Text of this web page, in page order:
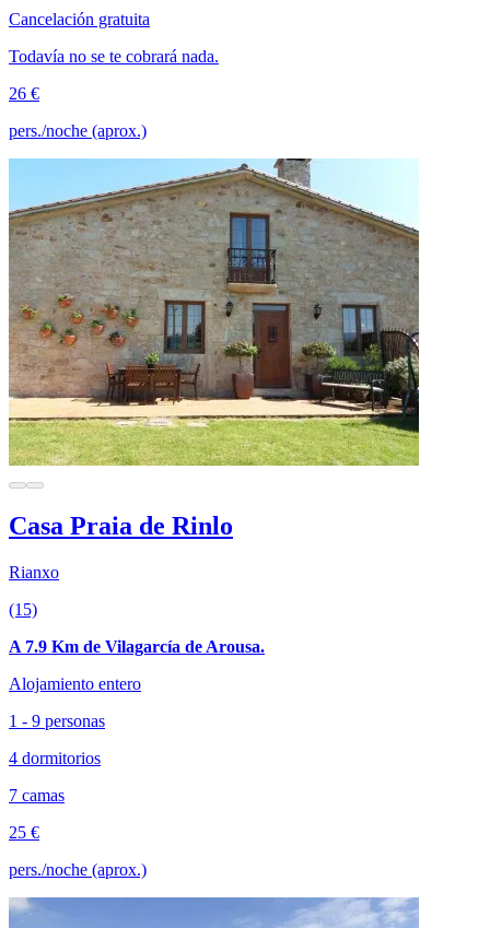
Cancelación gratuita
Todavía no se te cobrará nada.
26 €
pers./noche (aprox.)
Casa Praia de Rinlo
Rianxo
(15)
A 7.9 Km de Vilagarcía de Arousa.
Alojamiento entero
1 - 9 personas
4 dormitorios
7 camas
25 €
pers./noche (aprox.)